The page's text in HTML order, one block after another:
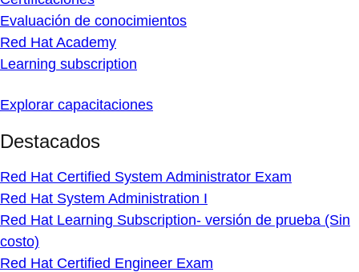
Evaluación de conocimientos
Red Hat Academy
Learning subscription
Explorar capacitaciones
Destacados
Red Hat Certified System Administrator Exam
Red Hat System Administration I
Red Hat Learning Subscription- versión de prueba (Sin
costo)
Red Hat Certified Engineer Exam